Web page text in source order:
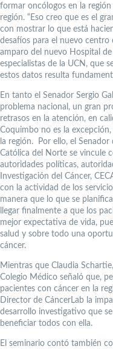
formar oncólogos en la
región. “Eso creo que es el
con mostrar lo que está
desafíos para el nuevo centro
amparo del nuevo Hospital
especialistas de la UCN, que
estos datos resulta
En tanto el Senador Sergio
problema nacional, un gran
retrasos en la atención, en
Coquimbo no es la
la región. Por ello, el
Católica del Norte se vincule
autoridades políticas,
Investigación del Cáncer,
con la actividad de los
manera que lo que se
llegar finalmente a que los
mejor expectativa de vida,
salud y sobre todo una
cáncer.
Mientras que Claudia
Colegio Médico señaló que,
pacientes con cáncer en la
Director de CáncerLab la
desarrollo investigativo que
beneficiar todos con ella.
El seminario contó también